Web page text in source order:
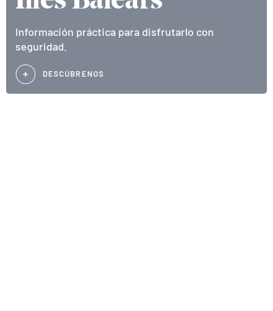
Información práctica para disfrutarlo con
seguridad.
DESCÚBRENOS